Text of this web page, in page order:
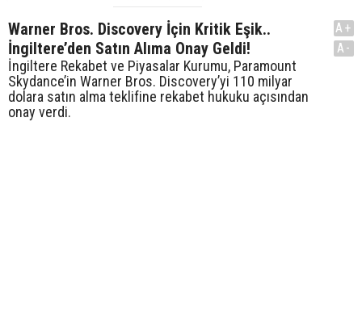
Warner Bros. Discovery İçin Kritik Eşik..
İngiltere’den Satın Alıma Onay Geldi!
İngiltere Rekabet ve Piyasalar Kurumu, Paramount
Skydance’in Warner Bros. Discovery’yi 110 milyar
dolara satın alma teklifine rekabet hukuku açısından
onay verdi.
A+
A-